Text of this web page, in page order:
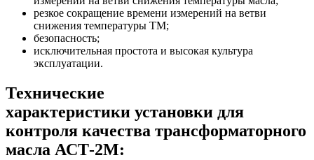
резкое сокращение времени измерений на ветви
снижения температуры ТМ;
безопасность;
исключительная простота и высокая культура
эксплуатации.
Технические
характеристики установки для
контроля качества трансформаторного
масла АСТ-2М: